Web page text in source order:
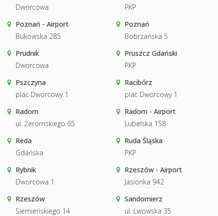
Dworcowa
PKP
Poznań - Airport
Bukowska 285
Poznań
Bobrzańska 5
Prudnik
Dworcowa
Pruszcz Gdański
PKP
Pszczyna
plac Dworcowy 1
Racibórz
plac Dworcowy 1
Radom
ul. Żeromskiego 65
Radom - Airport
Lubelska 158
Reda
Gdańska
Ruda Śląska
PKP
Rybnik
Dworcowa 1
Rzeszów - Airport
Jasionka 942
Rzeszów
Siemieńskiego 14
Sandomierz
ul. Lwowska 35